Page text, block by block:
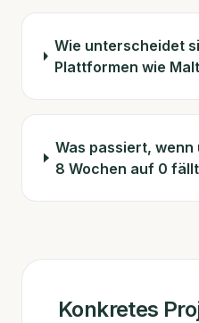
Wie unterscheidet
Plattformen wie
Was passiert,
8 Wochen auf 0
Konkretes